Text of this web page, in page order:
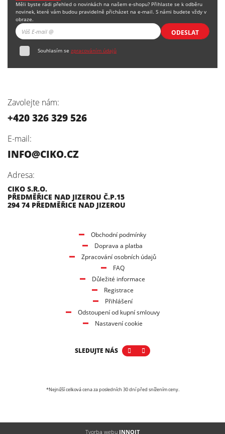
Měli byste rádi přehled o novinkách na našem e-shopu? Přihlaste se k odběru
novinek, které vám budou pravidelně přicházet na e-mail. S námi budete vždy v
obraze.
ODESLAT
Souhlasím se zpracováním údajů
Zavolejte nám:
+420 326 329 526
E-mail:
INFO@CIKO.CZ
Adresa:
CIKO S.R.O.
PŘEDMĚŘICE NAD JIZEROU Č.P.15
294 74 PŘEDMĚŘICE NAD JIZEROU
Obchodní podmínky
Doprava a platba
Zpracování osobních údajů
FAQ
Důležité informace
Registrace
Přihlášení
Odstoupení od kupní smlouvy
Nastavení cookie
SLEDUJTE NÁS
*Nejnižší celková cena za posledních 30 dní před snížením ceny.
Tvorba webu INNOIT